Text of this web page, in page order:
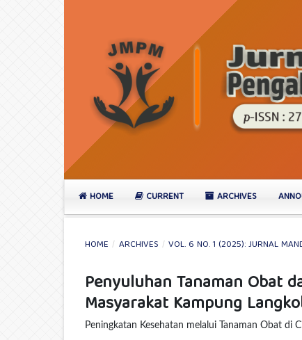
HOME CURRENT ARCHIVES
HOME / ARCHIVES / VOL. 6 NO. 1 (2025): JURNAL
Penyuluhan Tanaman Obat
Masyarakat Kampung
Peningkatan Kesehatan melalui Tanaman Obat di